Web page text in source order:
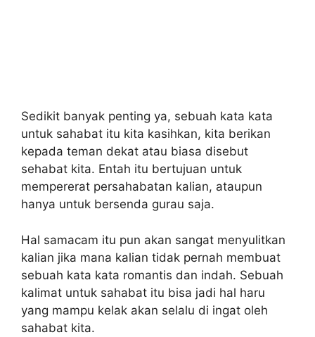
Sedikit banyak penting ya, sebuah kata kata
untuk sahabat itu kita kasihkan, kita berikan
kepada teman dekat atau biasa disebut
sehabat kita. Entah itu bertujuan untuk
mempererat persahabatan kalian, ataupun
hanya untuk bersenda gurau saja.
Hal samacam itu pun akan sangat menyulitkan
kalian jika mana kalian tidak pernah membuat
sebuah kata kata romantis dan indah. Sebuah
kalimat untuk sahabat itu bisa jadi hal haru
yang mampu kelak akan selalu di ingat oleh
sahabat kita.